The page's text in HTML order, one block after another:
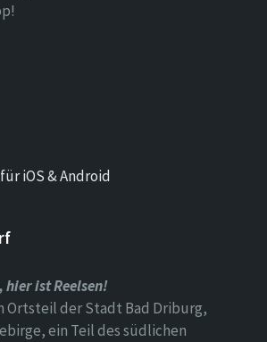
iOS & Android
hier ist Reelsen!
Ortsteil der Stadt Bad Driburg,
ein Teil des südlichen